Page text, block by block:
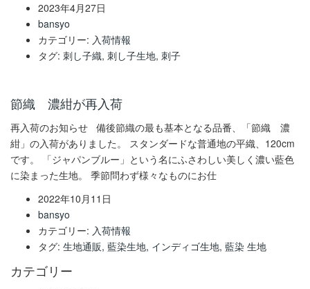
2023年4月27日
bansyo
カテゴリー: 入荷情報
タグ: 刺し子織, 刺し子生地, 刺子
節織 濃紺が再入荷
再入荷のお知らせ 備後節織の最も基本となる品番、「節織 濃
紺」の入荷がありました。 スタンダードな普通地の平織、120cm
です。 「ジャパンブルー」という名にふさわしい美しく濃い藍色
に染まった生地。 季節問わず様々なものにお仕
2022年10月11日
bansyo
カテゴリー: 入荷情報
タグ: 生地通販, 藍染生地, インディゴ生地, 藍染 生地
カテゴリー